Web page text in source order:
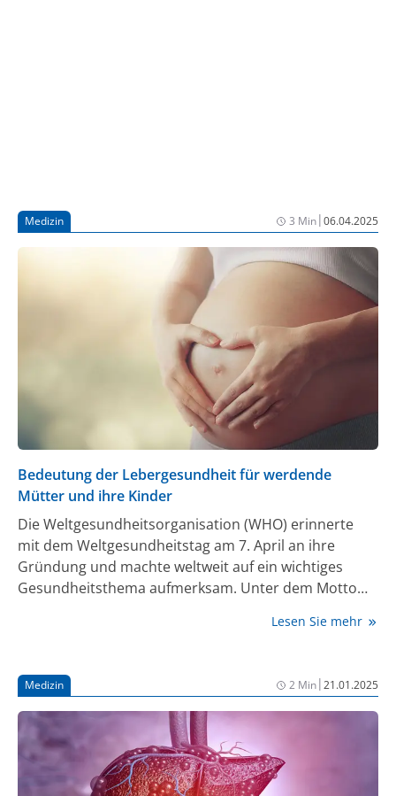
Medizin 3 Min|06.04.2025
Bedeutung der Lebergesundheit für werdende
Mütter und ihre Kinder
Die Weltgesundheitsorganisation (WHO) erinnerte
mit dem Weltgesundheitstag am 7. April an ihre
Gründung und machte weltweit auf ein wichtiges
Gesundheitsthema aufmerksam. Unter dem Motto
(„Healthy beginnings, hopeful futures“) startete am 7.
medizinische Versorgung und das Wohlbefinden von
Frauen sowie die Gesundheit von Neugeborenen in
den Fokus stellt. Anlässlich des Aktionstages betont
die Deutsche Leberstiftung die Bedeutung der
Lebergesundheit für werdende Mütter und ihre
Kinder.
Lesen Sie mehr
Medizin 2 Min|21.01.2025